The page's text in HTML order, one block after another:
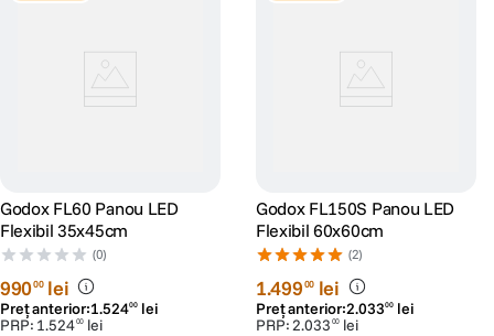
Godox FL60 Panou LED
Flexibil 35x45cm
(0)
99000 lei
Preț anterior:1.52400 lei
PRP: 1.52400 lei
Godox FL150S Panou LED
Flexibil 60x60cm
(2)
1.49900 lei
Preț anterior:2.03300 lei
PRP:2.033 00 lei